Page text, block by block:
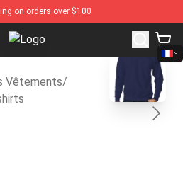
on orders over $100
Traveling Wilburys Shop - Official
Vêtements/
blank template